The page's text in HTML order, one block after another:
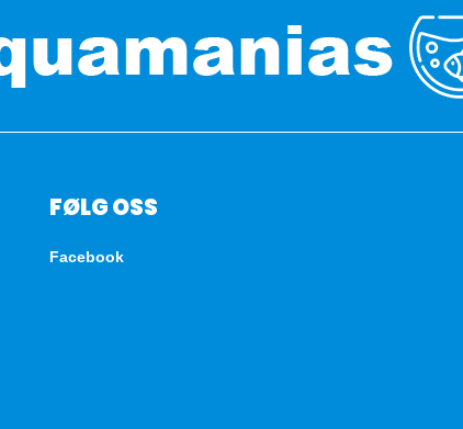
FØLG OSS
Facebook